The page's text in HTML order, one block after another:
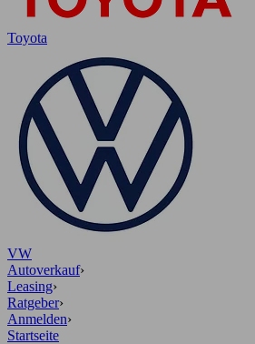
Toyota
VW
Autoverkauf›
Leasing›
Ratgeber›
Anmelden›
Startseite